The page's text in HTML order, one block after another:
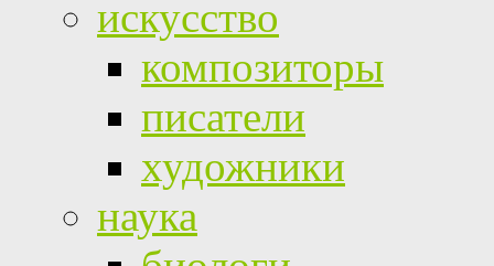
искусство
композиторы
писатели
художники
наука